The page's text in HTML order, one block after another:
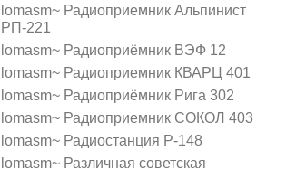
lomasm~ Радиоприемник Альпинист
РП-221
lomasm~ Радиоприёмник ВЭФ 12
lomasm~ Радиоприемник КВАРЦ 401
lomasm~ Радиоприёмник Рига 302
lomasm~ Радиоприемник СОКОЛ 403
lomasm~ Радиостанция Р-148
lomasm~ Различная советская